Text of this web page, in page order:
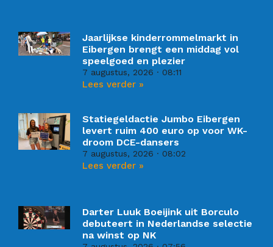
Jaarlijkse kinderrommelmarkt in
Eibergen brengt een middag vol
speelgoed en plezier
7 augustus, 2026 08:11
Lees verder »
Statiegeldactie Jumbo Eibergen
levert ruim 400 euro op voor WK-
droom DCE-dansers
7 augustus, 2026 08:02
Lees verder »
Darter Luuk Boeijink uit Borculo
debuteert in Nederlandse selectie
na winst op NK